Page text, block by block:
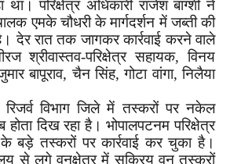
परिक्षेत्र अधिकारी राजेश बाग्शी ने
एमके चौधरी के मार्गदर्शन में जब्ती की
देर रात तक जागकर कार्रवाई करने वाले
श्रीवास्तव-परिक्षेत्र सहायक, विनय
बापूराव, चैन सिंह, गोटा वांगा, निलैया
रिजर्व विभाग जिले में तस्करों पर नकेल
दिख रहा है। भोपालपटनम परिक्षेत्र
बड़े तस्करों पर कार्रवाई कर चुका है।
से लगे वनक्षेत्र में सक्रिय वन तस्करों